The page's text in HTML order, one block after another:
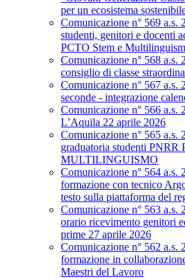
per un ecosistema
Comunicazione n° 569 a.s.
studenti, genitori e docenti
PCTO Stem e
Comunicazione n° 568 a.s.
consiglio di classe
Comunicazione n° 567 a.s.
seconde - integrazione
Comunicazione n° 566 a.s.
L’Aquila 22 aprile 2026
Comunicazione n° 565 a.s.
graduatoria studenti PNRR
MULTILINGUISMO
Comunicazione n° 564 a.s.
formazione con tecnico
testo sulla piattaforma del
Comunicazione n° 563 a.s.
orario ricevimento genitori
prime 27 aprile 2026
Comunicazione n° 562 a.s.
formazione in
Maestri del Lavoro